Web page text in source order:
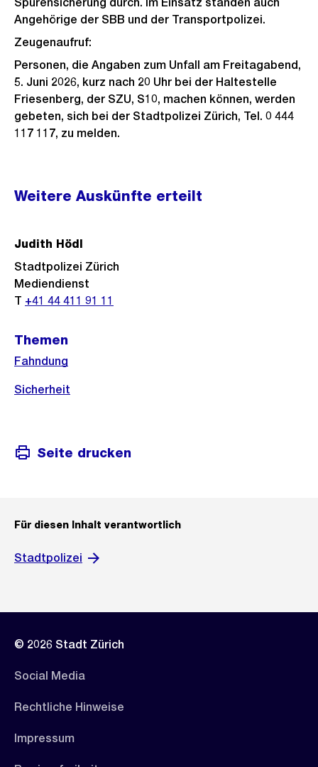
Angehörige der SBB und der Transportpolizei.
Zeugenaufruf:
Personen, die Angaben zum Unfall am Freitagabend,
5. Juni 2026, kurz nach 20 Uhr bei der Haltestelle
Friesenberg, der SZU, S10, machen können, werden
gebeten, sich bei der Stadtpolizei Zürich, Tel. 0 444
117 117, zu melden.
Weitere
Informationen
Weitere Auskünfte erteilt
Judith Hödl
Stadtpolizei Zürich
Mediendienst
T +41 44 411 91 11
Themen
Fahndung
Sicherheit
Seite drucken
Für diesen Inhalt verantwortlich
Stadtpolizei
© 2026 Stadt Zürich
Social Media
Rechtliche Hinweise
Impressum